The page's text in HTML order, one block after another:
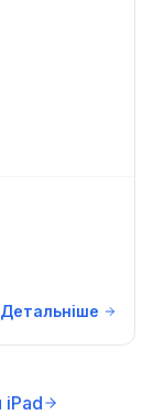
Детальніше
iPad